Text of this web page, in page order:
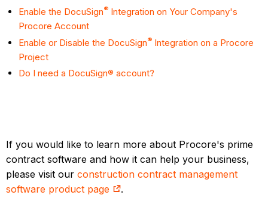
Enable the DocuSign® Integration on Your Company's
Procore Account
Enable or Disable the DocuSign® Integration on a Procore
Project
Do I need a DocuSign® account?
If you would like to learn more about Procore's prime
contract software and how it can help your business,
please visit ourconstruction contract management
software product page
.